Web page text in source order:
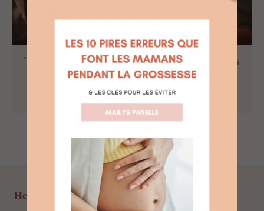
Témoignage : 39 mois d’allaitement, les
hauts et les bas
Hello Bébé